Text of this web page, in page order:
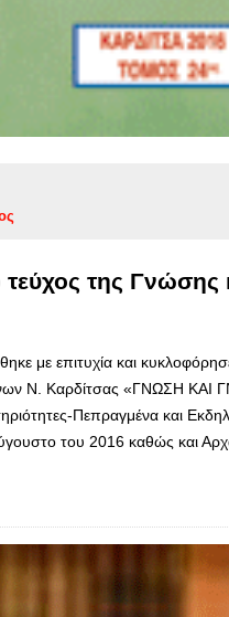
της Γνώσης
με επιτυχία και
Ν. Καρδίτσας «ΓΝΩΣΗ ΚΑΙ
Πεπραγμένα και
του 2016 καθώς και